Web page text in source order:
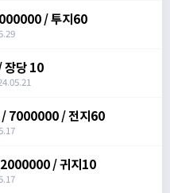
/ 투지60
장당 10
/ 7000000 / 전지60
/ 귀지10